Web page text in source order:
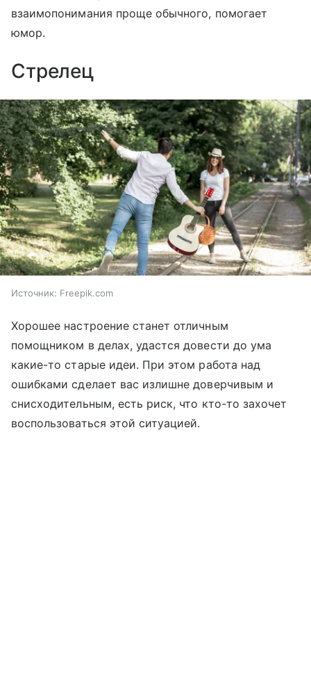
взаимопонимания проще обычного, помогает
юмор.
Стрелец
Источник: Freepik.com
Хорошее настроение станет отличным
помощником в делах, удастся довести до ума
какие-то старые идеи. При этом работа над
ошибками сделает вас излишне доверчивым и
снисходительным, есть риск, что кто-то захочет
воспользоваться этой ситуацией.